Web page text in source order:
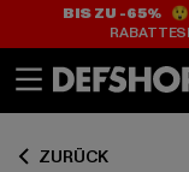
BIS ZU -65%
ZURÜCK